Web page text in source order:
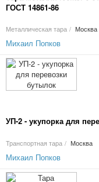
ГОСТ 14861-86
Металлическая тара / Москва
Михаил Попков
УП-2 - укупорка для
Транспортная тара / Москва
Михаил Попков